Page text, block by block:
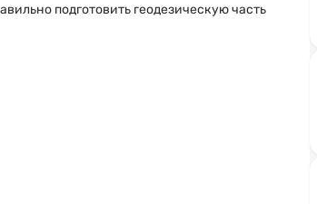
подготовить геодезическую часть